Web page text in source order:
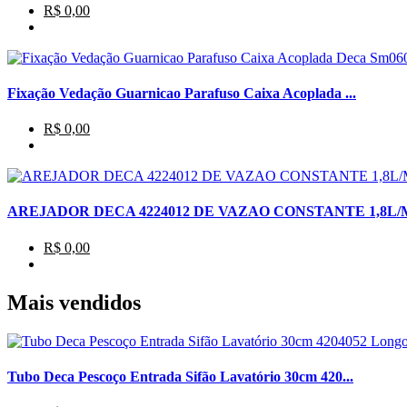
R$ 0,00
Fixação Vedação Guarnicao Parafuso Caixa Acoplada ...
R$ 0,00
AREJADOR DECA 4224012 DE VAZAO CONSTANTE 1,8L/
R$ 0,00
Mais vendidos
Tubo Deca Pescoço Entrada Sifão Lavatório 30cm 420...